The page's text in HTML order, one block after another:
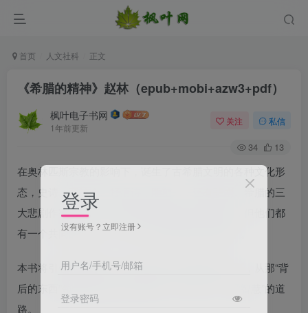
首页 人文社科 正文
《希腊的精神》赵林（epub+mobi+azw3+pdf）
枫叶电子书网
1年前更新
关注 私信
34 13
在奥林匹斯宗教的影响下，诞生了古希腊文明的各种文化形
态，史诗、竞技会、抒情诗，雕塑……还有悲剧。希腊的三
大悲剧作家创作了具有各自鲜明特色的伟大悲剧，但他们都
有一个共同的主题——命运，那所谓“背后的东西”。
本书将引领读者看到，哲学是如何在悲剧的指引下，从那“背
后的东西”领悟到必然性与逻各斯，从而走上了“爱智慧”的道
路。
登录
没有账号？立即注册
用户名/手机号/邮箱
登录密码